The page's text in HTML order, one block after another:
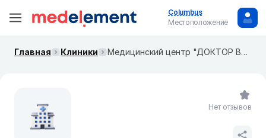
Columbus
Местоположение
Главная Клиники Медицинский центр "ДОКТОР ВИТА"
Нет отзывов